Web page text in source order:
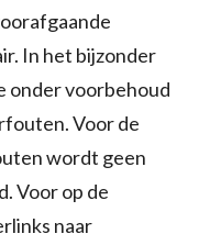
In het bijzonder
onder voorbehoud
Voor de
wordt geen
Voor op de
naar